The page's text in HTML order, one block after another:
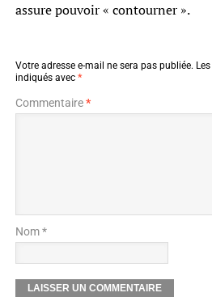
assure pouvoir « contourner ».
Votre adresse e-mail ne sera pas publiée.
indiqués avec *
Commentaire*
Nom *